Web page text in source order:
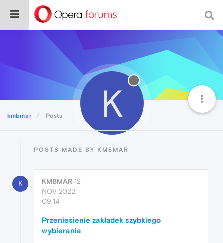
kmbmar Posts K
POSTS MADE BY KMBMAR
K KMBMAR 12
NOV 2022,
09:14
Przeniesienie zakładek szybkiego
wybierania